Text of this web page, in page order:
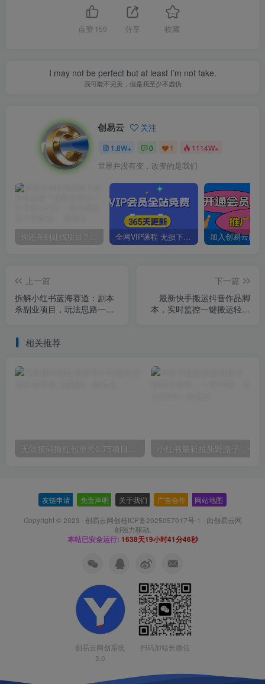
点赞 159 分享 收藏
I may not be perfect but at least I’m not fake.
我可能不完美，但是我至少不虚伪
创易云 关注
1.8W+ 0 1 1114W+
世界并没有变，改变的是我们
你还在到处找项目？还在当韭菜？我靠卖项目一个月收入5万+，曾经我也是个失败者。 全网VIP课程 无损下载~
上一篇
拆解小红书蓝海赛道：剧本
杀副业项目，玩法思路一条
下一篇
最新快手搬运抖音作品脚
本，实时监控一键搬运轻松
相关推荐
无限接码撸红包单号0.75项目无偿分享给你【揭秘】
友链申请 免责声明 关于我们 广告合作 网站地图
Copyright © 2023 · 创易云网创桂ICP备2025057017号-1 · 由创易云网
创强力驱动.
本站已安全运行: 1638天19小时41分47秒
创易云网创系统
3.0
扫码加站长微信